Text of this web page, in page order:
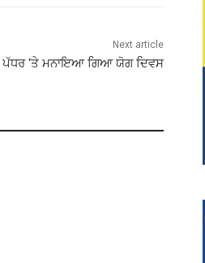
Next article
ਪੱਧਰ ‘ਤੇ ਮਨਾਇਆ ਗਿਆ ਯੋਗ ਦਿਵਸ